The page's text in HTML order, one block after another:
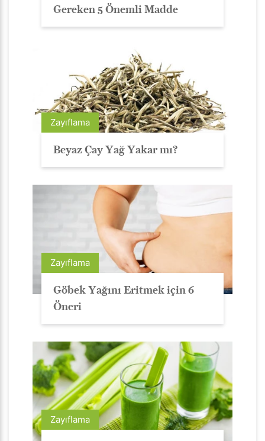
Gereken 5 Önemli Madde
Zayıflama
Beyaz Çay Yağ Yakar mı?
Zayıflama
Göbek Yağını Eritmek için 6
Öneri
Zayıflama